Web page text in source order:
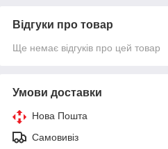
Відгуки про товар
Ще немає відгуків про цей товар
Умови доставки
Нова Пошта
Самовивіз